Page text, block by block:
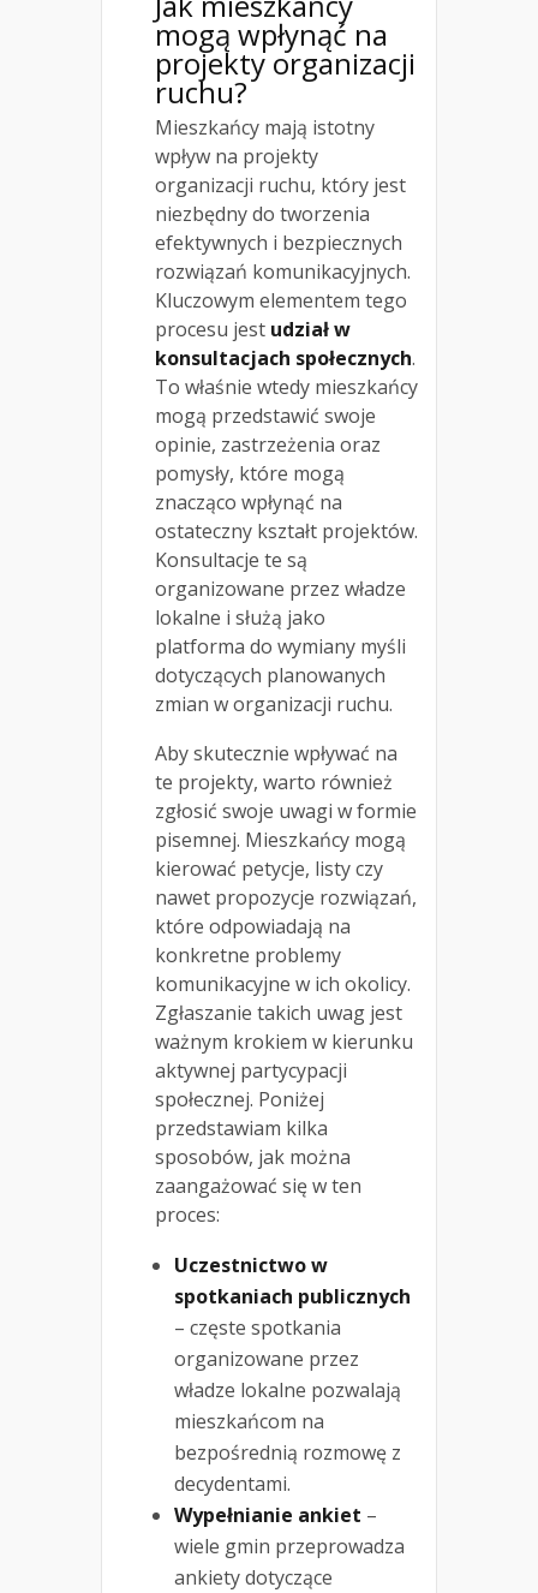
mogą wpłynąć na
projekty organizacji
ruchu?
Mieszkańcy mają istotny
wpływ na projekty
organizacji ruchu, który jest
niezbędny do tworzenia
efektywnych i bezpiecznych
rozwiązań komunikacyjnych.
Kluczowym elementem tego
procesu jest udział w
konsultacjach społecznych.
To właśnie wtedy mieszkańcy
mogą przedstawić swoje
opinie, zastrzeżenia oraz
pomysły, które mogą
znacząco wpłynąć na
ostateczny kształt projektów.
Konsultacje te są
organizowane przez władze
lokalne i służą jako
platforma do wymiany myśli
dotyczących planowanych
zmian w organizacji ruchu.
Aby skutecznie wpływać na
te projekty, warto również
zgłosić swoje uwagi w formie
pisemnej. Mieszkańcy mogą
kierować petycje, listy czy
nawet propozycje rozwiązań,
które odpowiadają na
konkretne problemy
komunikacyjne w ich okolicy.
Zgłaszanie takich uwag jest
ważnym krokiem w kierunku
aktywnej partycypacji
społecznej. Poniżej
przedstawiam kilka
sposobów, jak można
zaangażować się w ten
proces:
Uczestnictwo w
spotkaniach publicznych
– częste spotkania
organizowane przez
władze lokalne pozwalają
mieszkańcom na
bezpośrednią rozmowę z
decydentami.
Wypełnianie ankiet –
wiele gmin przeprowadza
ankiety dotyczące